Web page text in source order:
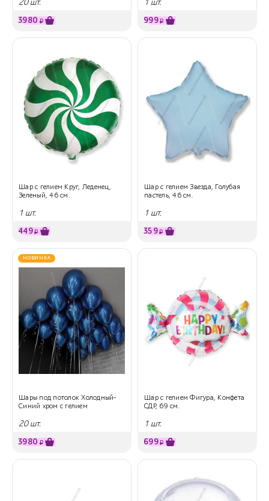
3980 ₽ 999₽
Шар с гелием Круг, Леденец,
Зеленый, 46 см.
1 шт.
449₽
Шар с гелием Звезда, Голубая
пастель, 46 см.
1 шт.
359₽
НОВИНКА
Шары под потолок Холодный-
Синий хром с гелием
20 шт.
3980 ₽
Шар с гелием Фигура, Конфета
СДР, 69 см.
1 шт.
699₽